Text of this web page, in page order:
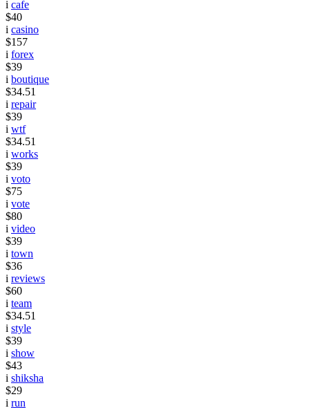
i cafe
$40
i casino
$157
i forex
$39
i boutique
$34.51
i repair
$39
i wtf
$34.51
i works
$39
i voto
$75
i vote
$80
i video
$39
i town
$36
i reviews
$60
i team
$34.51
i style
$39
i show
$43
i shiksha
$29
i run